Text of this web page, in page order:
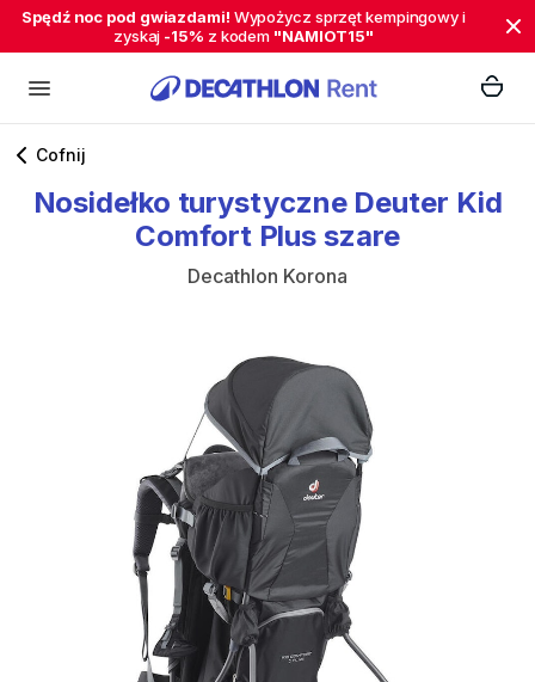
Spędź noc pod gwiazdami! Wypożycz sprzęt kempingowy i
zyskaj -15% z kodem "NAMIOT15"
Cofnij
Nosidełko turystyczne Deuter Kid
Comfort Plus szare
Decathlon Korona